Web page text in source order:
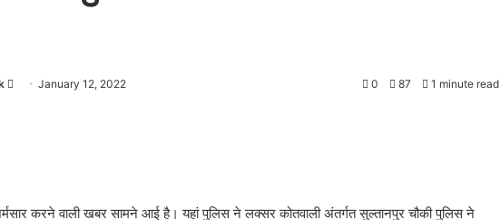
SendJanuary 12, 2022 0 87 1 minute read
करने वाली खबर सामने आई है। यहां पुलिस ने लक्सर कोतवाली अंतर्गत सुल्तानपुर चौकी पुलिस ने